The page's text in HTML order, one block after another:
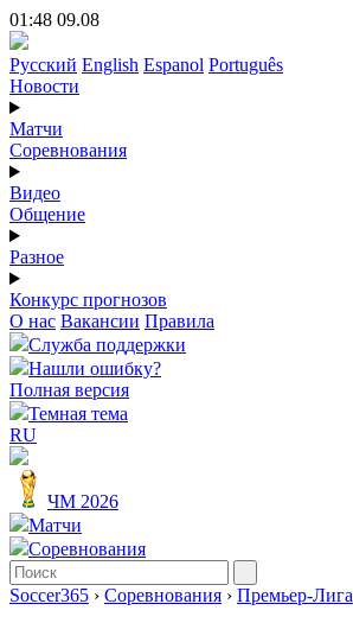
01:48 09.08
Русский English Espanol Português
Новости
Матчи
Соревнования
Видео
Общение
Разное
Конкурс прогнозов
О нас Вакансии Правила
Служба поддержки
Нашли ошибку?
Полная версия
Темная тема
RU
ЧМ 2026
Матчи
Соревнования
Soccer365 › Соревнования › Премьер-Лига